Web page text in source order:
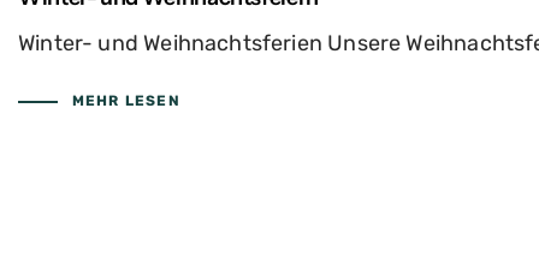
Winter- und Weihnachtsferien Unsere
MEHR LESEN